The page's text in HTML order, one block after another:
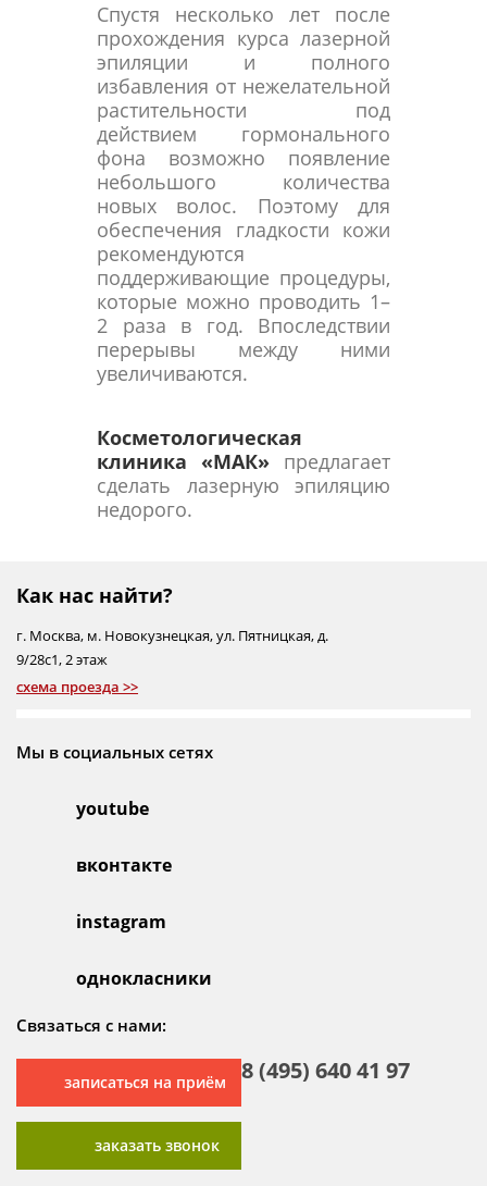
Спустя несколько лет после
прохождения курса лазерной
эпиляции и полного
избавления от нежелательной
растительности под
действием гормонального
фона возможно появление
небольшого количества
новых волос. Поэтому для
обеспечения гладкости кожи
рекомендуются
поддерживающие процедуры,
которые можно проводить 1–
2 раза в год. Впоследствии
перерывы между ними
увеличиваются.
Косметологическая
клиника «МАК» предлагает
сделать лазерную эпиляцию
недорого.
Как нас найти?
г. Москва, м. Новокузнецкая,ул. Пятницкая, д.
9/28с1, 2 этаж
схема проезда >>
Мы в социальных сетях
youtube
вконтакте
instagram
однокласники
Связаться с нами:
8 (495) 640 41 97
записаться на приём
заказать звонок